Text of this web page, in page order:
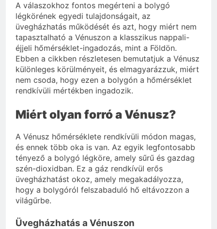
A válaszokhoz fontos megérteni a bolygó
légkörének egyedi tulajdonságait, az
üvegházhatás működését és azt, hogy miért nem
tapasztalható a Vénuszon a klasszikus nappali-
éjjeli hőmérséklet-ingadozás, mint a Földön.
Ebben a cikkben részletesen bemutatjuk a Vénusz
különleges körülményeit, és elmagyarázzuk, miért
nem csoda, hogy ezen a bolygón a hőmérséklet
rendkívüli mértékben ingadozik.
Miért olyan forró a Vénusz?
A Vénusz hőmérséklete rendkívüli módon magas,
és ennek több oka is van. Az egyik legfontosabb
tényező a bolygó légköre, amely sűrű és gazdag
szén-dioxidban. Ez a gáz rendkívül erős
üvegházhatást okoz, amely megakadályozza,
hogy a bolygóról felszabaduló hő eltávozzon a
világűrbe.
Üvegházhatás a Vénuszon